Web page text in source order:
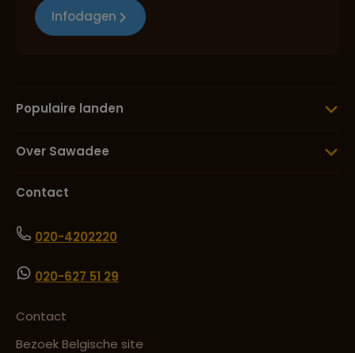
Infodagen
Populaire landen
Over Sawadee
Contact
020-4202220
020-627 51 29
Contact
Bezoek Belgische site